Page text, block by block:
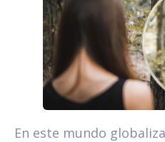
En este mundo